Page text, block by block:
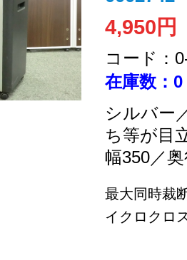
4,950円
コード：
在庫数：0
シルバー
ち等が目
幅350／
最大同時裁
イクロクロ